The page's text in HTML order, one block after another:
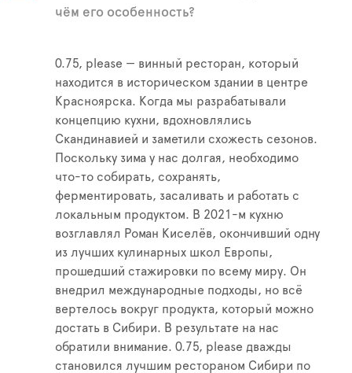
чём его особенность?
0.75, please — винный ресторан, который
находится в историческом здании в центре
Красноярска. Когда мы разрабатывали
концепцию кухни, вдохновлялись
Скандинавией и заметили схожесть сезонов.
Поскольку зима у нас долгая, необходимо
что-то собирать, сохранять,
ферментировать, засаливать и работать с
локальным продуктом. В 2021-м кухню
возглавлял Роман Киселёв, окончивший одну
из лучших кулинарных школ Европы,
прошедший стажировки по всему миру. Он
внедрил международные подходы, но всё
вертелось вокруг продукта, который можно
достать в Сибири. В результате на нас
обратили внимание. 0.75, please дважды
становился лучшим рестораном Сибири по